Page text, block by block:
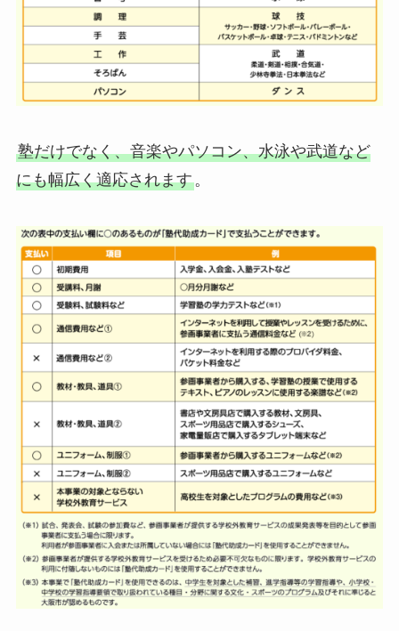
塾だけでなく、音楽やパソコン、水泳や武道など
にも幅広く適応されます。